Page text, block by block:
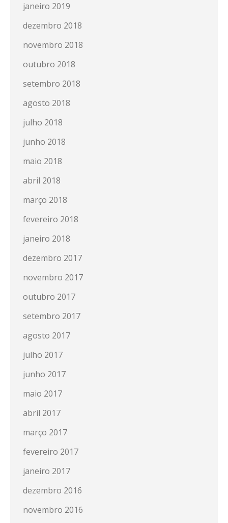
janeiro 2019
dezembro 2018
novembro 2018
outubro 2018
setembro 2018
agosto 2018
julho 2018
junho 2018
maio 2018
abril 2018
março 2018
fevereiro 2018
janeiro 2018
dezembro 2017
novembro 2017
outubro 2017
setembro 2017
agosto 2017
julho 2017
junho 2017
maio 2017
abril 2017
março 2017
fevereiro 2017
janeiro 2017
dezembro 2016
novembro 2016